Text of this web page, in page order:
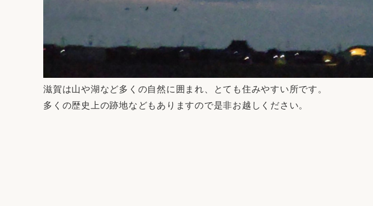
滋賀は山や湖など多くの自然に囲まれ、とても住みやすい所です。
多くの歴史上の跡地などもありますので是非お越しください。